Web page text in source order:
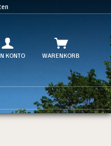
KONTO WARENKORB